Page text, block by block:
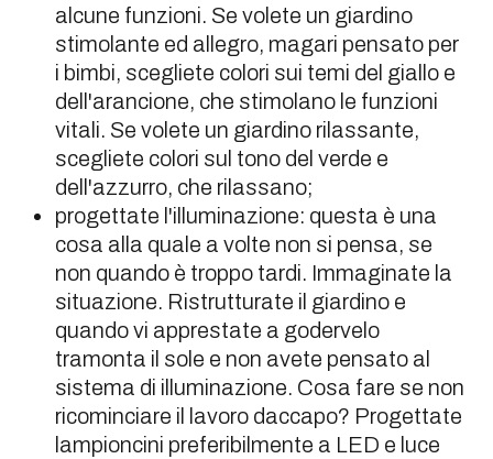
alcune funzioni. Se volete un giardino
stimolante ed allegro, magari pensato per
i bimbi, scegliete colori sui temi del giallo e
dell'arancione, che stimolano le funzioni
vitali. Se volete un giardino rilassante,
scegliete colori sul tono del verde e
dell'azzurro, che rilassano;
progettate l'illuminazione: questa è una
cosa alla quale a volte non si pensa, se
non quando è troppo tardi. Immaginate la
situazione. Ristrutturate il giardino e
quando vi apprestate a godervelo
tramonta il sole e non avete pensato al
sistema di illuminazione. Cosa fare se non
ricominciare il lavoro daccapo? Progettate
lampioncini preferibilmente a LED e luce